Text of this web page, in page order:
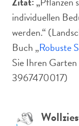
individuellen
werden.“
Buch „Robuste
Sie Ihren
3967470017)